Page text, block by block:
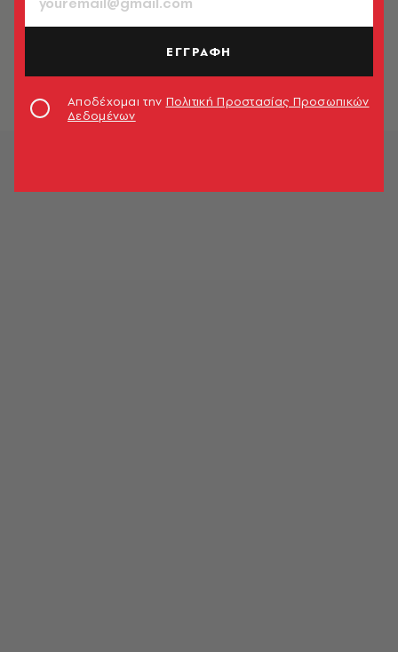
TRENDING NOW
Bird Test: Το τεστ που αποκαλύπτει
αν η σχέση σου έχει μέλλον
A.V. Team
ΕΓΓΡΑΦΗ
Αποδέχομαι την Πολιτική Προστασίας Προσωπικών
Δεδομένων